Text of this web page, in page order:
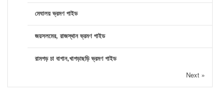
মেঘালয় ভ্রমণ গাইড
জয়সলমের, রাজস্থান ভ্রমণ গাইড
রামগড় চা বাগান,খাগড়াছড়ি ভ্রমণ গাইড
Next »